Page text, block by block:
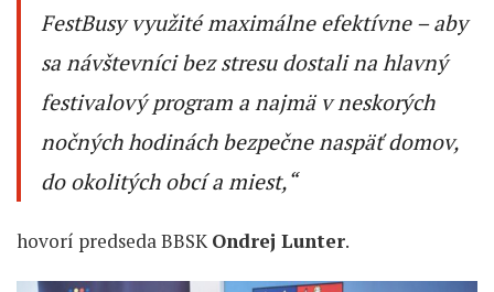
FestBusy využité maximálne efektívne – aby
sa návštevníci bez stresu dostali na hlavný
festivalový program a najmä v neskorých
nočných hodinách bezpečne naspäť domov,
do okolitých obcí a miest,“
hovorí predseda BBSKOndrej Lunter.